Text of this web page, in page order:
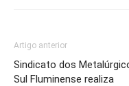
Artigo anterior
Sindicato dos
Sul Fluminense realiza